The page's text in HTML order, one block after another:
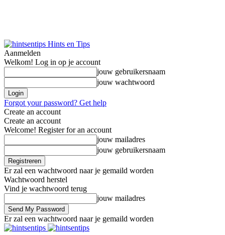
Hints en Tips
Aanmelden
Welkom! Log in op je account
jouw gebruikersnaam
jouw wachtwoord
Forgot your password? Get help
Create an account
Create an account
Welcome! Register for an account
jouw mailadres
jouw gebruikersnaam
Er zal een wachtwoord naar je gemaild worden
Wachtwoord herstel
Vind je wachtwoord terug
jouw mailadres
Er zal een wachtwoord naar je gemaild worden